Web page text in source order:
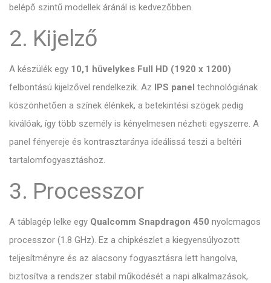
belépő szintű modellek áránál is kedvezőbben.
2. Kijelző
A készülék egy 10,1 hüvelykes Full HD (1920 x 1200)
felbontású kijelzővel rendelkezik. Az IPS panel technológiának
köszönhetően a színek élénkek, a betekintési szögek pedig
kiválóak, így több személy is kényelmesen nézheti egyszerre. A
panel fényereje és kontrasztaránya ideálissá teszi a beltéri
tartalomfogyasztáshoz.
3. Processzor
A táblagép lelke egy Qualcomm Snapdragon 450 nyolcmagos
processzor (1.8 GHz). Ez a chipkészlet a kiegyensúlyozott
teljesítményre és az alacsony fogyasztásra lett hangolva,
biztosítva a rendszer stabil működését a napi alkalmazások,